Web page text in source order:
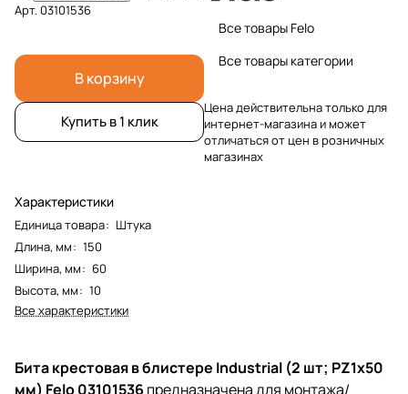
Арт.03101536
В корзину
Купить в 1 клик
Характеристики
Единица товара: Штука
Длина, мм: 150
Ширина, мм: 60
Высота, мм: 10
Все характеристики
Все товары Felo
Все товары категории
Цена действительна только для
интернет-магазина и может
отличаться от цен в розничных
магазинах
Бита крестовая в блистере Industrial (2 шт; PZ1x50
мм) Felo 03101536 предназначена для монтажа/